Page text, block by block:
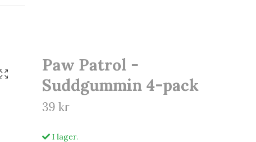
Paw Patrol -
Suddgummin 4-pack
39 kr
I lager.